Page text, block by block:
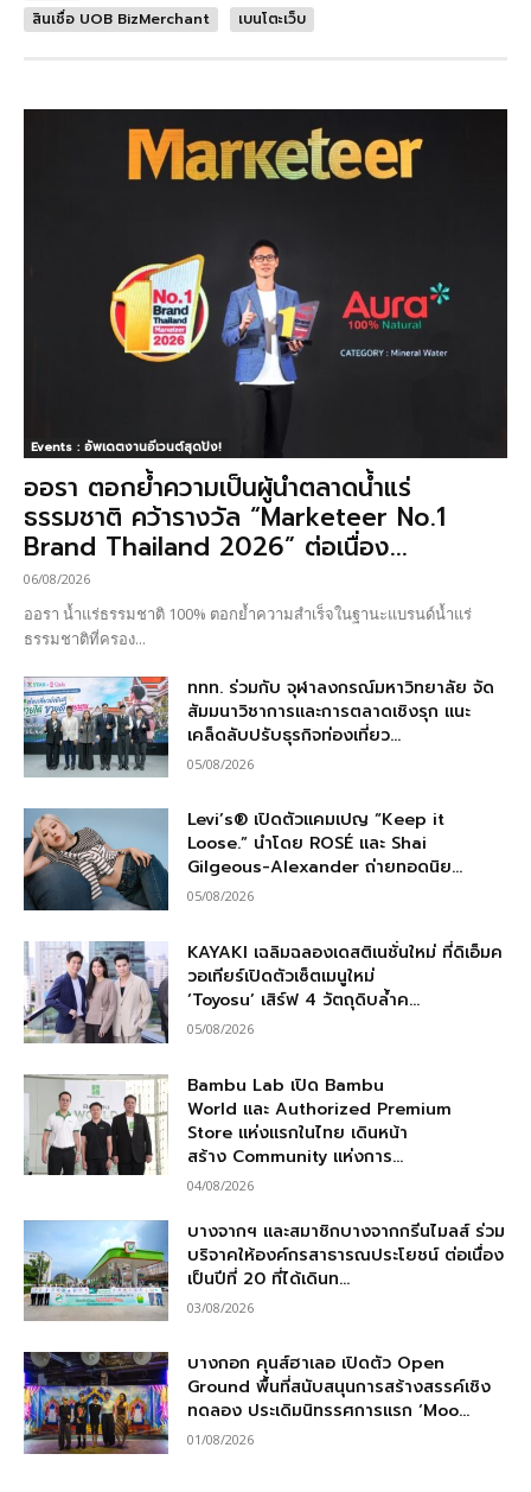
สินเชื่อ UOB BizMerchant
เบนโตะเว็บ
Events : อัพเดตงานอีเวนต์สุดปัง!
ออรา ตอกย้ำความเป็นผู้นำตลาดน้ำแร่
ธรรมชาติ คว้ารางวัล “Marketeer No.1
Brand Thailand 2026” ต่อเนื่อง...
06/08/2026
ออรา น้ำแร่ธรรมชาติ 100% ตอกย้ำความสำเร็จในฐานะแบรนด์น้ำแร่
ธรรมชาติที่ครอง...
ททท. ร่วมกับ จุฬาลงกรณ์มหาวิทยาลัย จัด
สัมมนาวิชาการและการตลาดเชิงรุก แนะ
เคล็ดลับปรับธุรกิจท่องเที่ยว...
05/08/2026
Levi’s® เปิดตัวแคมเปญ “Keep it
Loose.” นำโดย ROSÉ และ Shai
Gilgeous-Alexander ถ่ายทอดนิย...
05/08/2026
KAYAKI เฉลิมฉลองเดสติเนชั่นใหม่ ที่ดิเอ็มค
วอเทียร์เปิดตัวเซ็ตเมนูใหม่
‘Toyosu’ เสิร์ฟ 4 วัตถุดิบล้ำค...
05/08/2026
Bambu Lab เปิด Bambu
World และ Authorized Premium
Store แห่งแรกในไทย เดินหน้า
สร้าง Community แห่งการ...
04/08/2026
บางจากฯ และสมาชิกบางจากกรีนไมลส์ ร่วม
บริจาคให้องค์กรสาธารณประโยชน์ ต่อเนื่อง
เป็นปีที่ 20 ที่ได้เดินท...
03/08/2026
บางกอก คุนส์ฮาเลอ เปิดตัว Open
Ground พื้นที่สนับสนุนการสร้างสรรค์เชิง
ทดลอง ประเดิมนิทรรศการแรก ‘Moo...
01/08/2026